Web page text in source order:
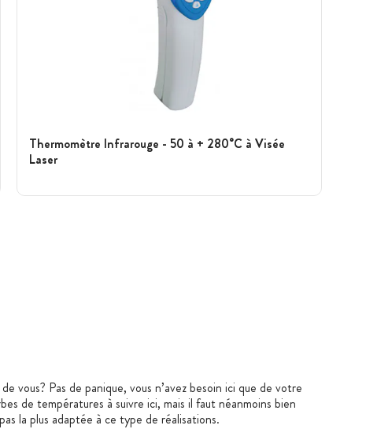
Thermomètre Infrarouge - 50 à + 280°C à Visée
Laser
vous? Pas de panique, vous n’avez besoin ici que de votre
de températures à suivre ici, mais il faut néanmoins bien
la plus adaptée à ce type de réalisations.